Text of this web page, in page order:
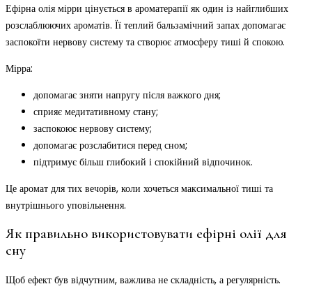
Ефірна олія мірри цінується в ароматерапії як один із найглибших
розслаблюючих ароматів. Її теплий бальзамічний запах допомагає
заспокоїти нервову систему та створює атмосферу тиші й спокою.
Мірра:
допомагає зняти напругу після важкого дня;
сприяє медитативному стану;
заспокоює нервову систему;
допомагає розслабитися перед сном;
підтримує більш глибокий і спокійний відпочинок.
Це аромат для тих вечорів, коли хочеться максимальної тиші та
внутрішнього уповільнення.
Як правильно використовувати ефірні олії для
сну
Щоб ефект був відчутним, важлива не складність, а регулярність.